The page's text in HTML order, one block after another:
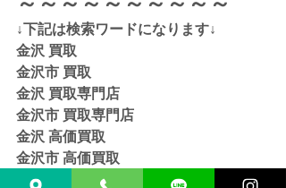
↓下記は検索ワードになります↓
金沢 買取
金沢市 買取
金沢 買取専門店
金沢市 買取専門店
金沢 高価買取
金沢市 高価買取
金沢 リサイクルショップ